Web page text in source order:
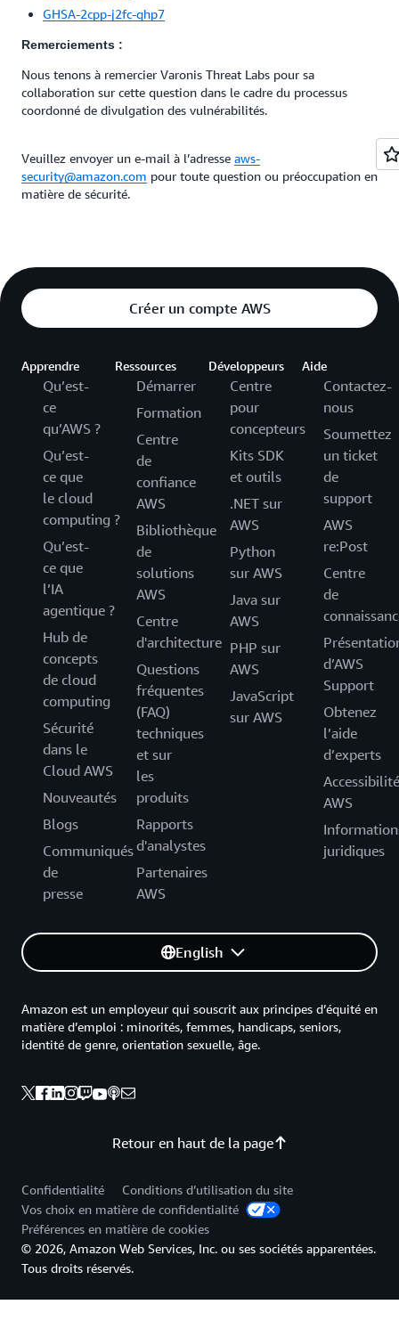
GHSA-2cpp-j2fc-qhp7
Remerciements :
Nous tenons à remercier Varonis Threat Labs pour sa
collaboration sur cette question dans le cadre du processus
coordonné de divulgation des vulnérabilités.
Veuillez envoyer un e‑mail à l’adresse aws-
security@amazon.com pour toute question ou préoccupation en
matière de sécurité.
Créer un compte AWS
Apprendre
Qu’est-
ce
qu’AWS ?
Qu’est-
ce que
le cloud
computing ?
Qu’est-
ce que
l’IA
agentique ?
Hub de
concepts
de cloud
computing
Sécurité
dans le
Cloud AWS
Nouveautés
Blogs
Communiqués
de
presse
Ressources
Démarrer
Formation
Centre
de
confiance
AWS
Bibliothèque
de
solutions
AWS
Centre
d'architecture
Questions
fréquentes
(FAQ)
techniques
et sur
les
produits
Rapports
d'analystes
Partenaires
AWS
Développeurs
Centre
pour
concepteurs
Kits SDK
et outils
.NET sur
AWS
Python
sur AWS
Java sur
AWS
PHP sur
AWS
JavaScript
sur AWS
Aide
Contactez-
nous
Soumettez
un ticket
de
support
AWS
re:Post
Centre
de
d’AWS
Support
Obtenez
l’aide
d’experts
Accessibilité
AWS
juridiques
English
Retour en haut de la page
Amazon est un employeur qui souscrit aux principes d’équité en
matière d’emploi : minorités, femmes, handicaps, seniors,
identité de genre, orientation sexuelle, âge.
Confidentialité
Conditions d’utilisation du site
Vos choix en matière de confidentialité
Préférences en matière de cookies
© 2026, Amazon Web Services, Inc. ou ses sociétés apparentées.
Tous droits réservés.